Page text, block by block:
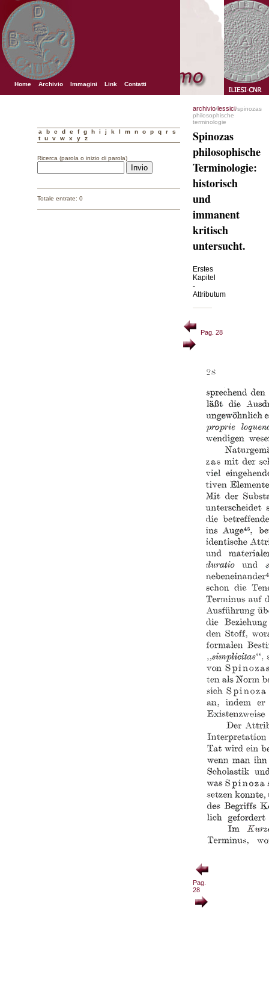
Home Archivio Immagini Link Contatti
a b c d e f g h i j k l m n o p q r
s
t
u v w x y z
Ricerca (parola o inizio di parola)
Totale entrate: 0
archivio/lessici/spinozas
philosophische
terminologie
Spinozas
philosophische
Terminologie:
historisch
und
immanent
kritisch
untersucht.
Erstes
Kapitel
-
Attributum
Pag. 28
Pag.
28